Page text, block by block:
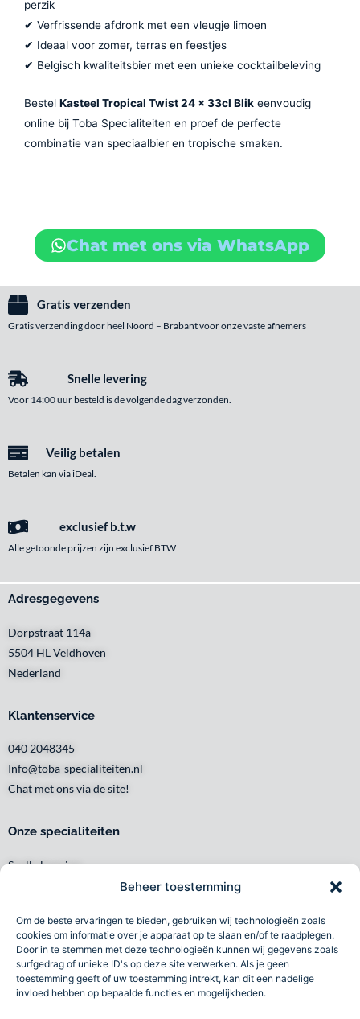
Beheer toestemming
Om de beste ervaringen te bieden, gebruiken wij technologieën zoals
cookies om informatie over je apparaat op te slaan en/of te raadplegen.
Door in te stemmen met deze technologieën kunnen wij gegevens zoals
surfgedrag of unieke ID's op deze site verwerken. Als je geen
toestemming geeft of uw toestemming intrekt, kan dit een nadelige
invloed hebben op bepaalde functies en mogelijkheden.
perzik
✔ Verfrissende afdronk met een vleugje limoen
✔ Ideaal voor zomer, terras en feestjes
✔ Belgisch kwaliteitsbier met een unieke cocktailbeleving
Bestel Kasteel Tropical Twist 24 x 33cl Blik eenvoudig
online bij Toba Specialiteiten en proef de perfecte
combinatie van speciaalbier en tropische smaken.
Chat met ons via WhatsApp
Gratis verzenden
Gratis verzending door heel Noord – Brabant voor onze vaste afnemers
Snelle levering
Voor 14:00 uur besteld is de volgende dag verzonden.
Veilig betalen
Betalen kan via iDeal.
exclusief b.t.w
Alle getoonde prijzen zijn exclusief BTW
Adresgegevens
Dorpstraat 114a
5504 HL Veldhoven
Nederland
Klantenservice
040 2048345
Info@toba-specialiteiten.nl
Chat met ons via de site!
Onze specialiteiten
Snelle levering
Waar en wanneer u het wilt
Persoonlijk en lokaal
Duurzaam
Betrouwbaar